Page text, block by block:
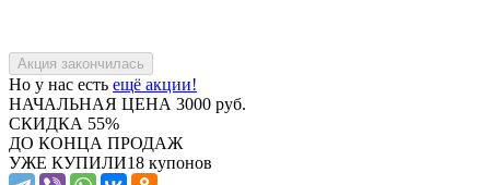
Но у нас есть ещё акции!
НАЧАЛЬНАЯ ЦЕНА 3000 руб.
СКИДКА 55%
ДО КОНЦА ПРОДАЖ
УЖЕ КУПИЛИ18 купонов